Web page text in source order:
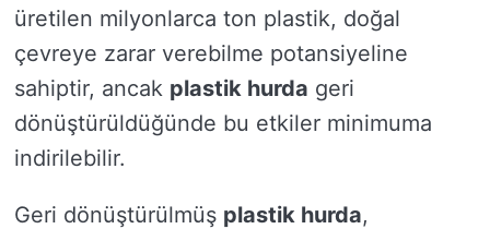
üretilen milyonlarca ton plastik, doğal
çevreye zarar verebilme potansiyeline
sahiptir, ancak plastik hurda geri
dönüştürüldüğünde bu etkiler minimuma
indirilebilir.
Geri dönüştürülmüş plastik hurda,